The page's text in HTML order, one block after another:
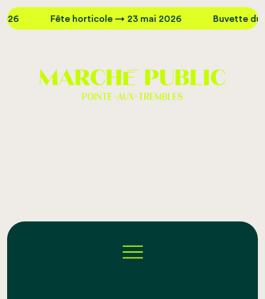
Fête horticole → 23 mai 2026 Buvette du Quai